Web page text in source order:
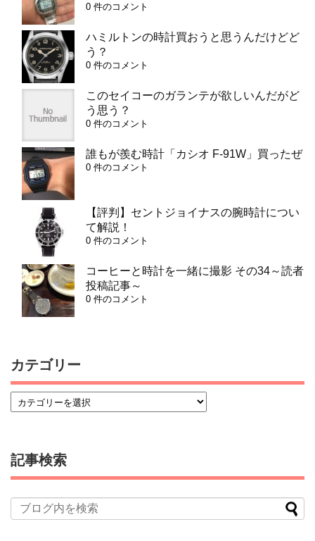
0 件のコメント
ハミルトンの時計買おうと思うんだけどど
う？
0 件のコメント
このセイコーのガランテが欲しいんだがど
う思う？
0 件のコメント
誰もが羨む時計「カシオ F-91W」買ったぜ
0 件のコメント
【評判】セントジョイナスの腕時計につい
て解説！
0 件のコメント
コーヒーと時計を一緒に撮影 その34～読者
投稿記事～
0 件のコメント
カテゴリー
記事検索